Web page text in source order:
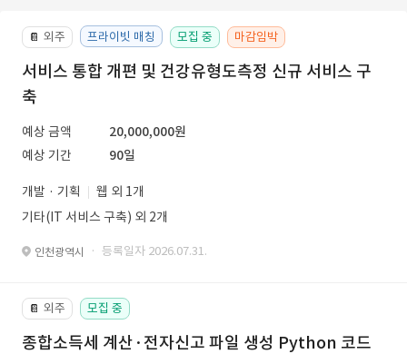
📔 외주 프라이빗 매칭 모집 중 마감임박
서비스 통합 개편 및 건강유형도측정 신규 서비스 구
축
예상 금액
20,000,000원
예상 기간
90일
개발 · 기획
웹 외 1개
기타(IT 서비스 구축) 외 2개
인천광역시 · 등록일자 2026.07.31.
📔 외주 모집 중
종합소득세 계산·전자신고 파일 생성 Python 코드